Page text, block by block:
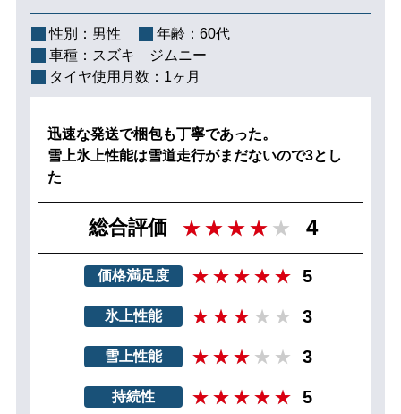
性別： 男性 年齢： 60代
車種： スズキ ジムニー
タイヤ使用月数： 1ヶ月
迅速な発送で梱包も丁寧であった。
雪上氷上性能は雪道走行がまだないので3とし
た
総合評価 4
価格満足度 5
氷上性能 3
雪上性能 3
持続性 5